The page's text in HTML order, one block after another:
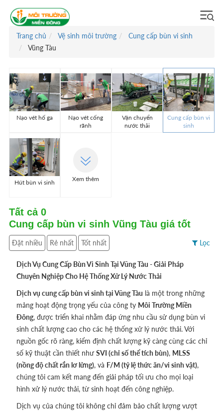
Trang chủ Vệ sinh môi trường
Cung cấp bùn vi sinh
Vũng Tàu
Nạo vét hố ga
Nạo vét cống
rãnh
Vận chuyển
nước thải
Cung cấp bùn vi
sinh
Hút bùn vi sinh Xem thêm
Tất cả 0
Cung cấp bùn vi sinh Vũng Tàu giá tốt
Đặt nhiều Rẻ nhất Tốt nhất Lọc
Dịch Vụ Cung Cấp Bùn Vi Sinh Tại Vũng Tàu - Giải Pháp
Chuyên Nghiệp Cho Hệ Thống Xử Lý Nước Thải
Dịch vụ cung cấp bùn vi sinh tại Vũng Tàu là một trong những
mảng hoạt động trọng yếu của công ty Môi Trường Miền
Đông, được triển khai nhằm đáp ứng nhu cầu sử dụng bùn vi
sinh chất lượng cao cho các hệ thống xử lý nước thải. Với
nguồn gốc rõ ràng, kiểm định chất lượng kỹ càng cùng các chỉ
số kỹ thuật cần thiết như SVI (chỉ số thể tích bùn), MLSS
(nồng độ chất rắn lơ lửng), và F/M (tỷ lệ thức ăn/vi sinh vật),
chúng tôi cam kết mang đến giải pháp tối ưu cho mọi loại
hình xử lý nước thải, từ sinh hoạt đến công nghiệp.
Dịch vụ của chúng tôi không chỉ đảm bảo chất lượng vượt